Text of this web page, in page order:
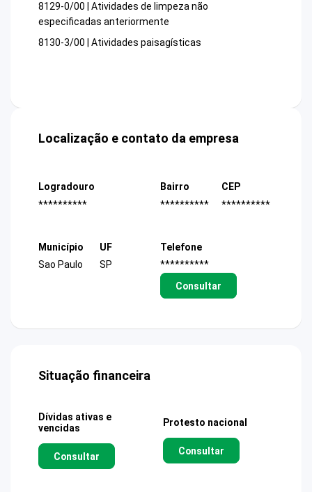
8129-0/00 | Atividades de limpeza não
especificadas anteriormente
8130-3/00 | Atividades paisagísticas
Localização e contato da empresa
Logradouro
**********
Bairro
**********
CEP
**********
Município
Sao Paulo
UF
SP
Telefone
**********
Consultar
Situação financeira
Dívidas ativas e
vencidas
Consultar
Protesto nacional
Consultar